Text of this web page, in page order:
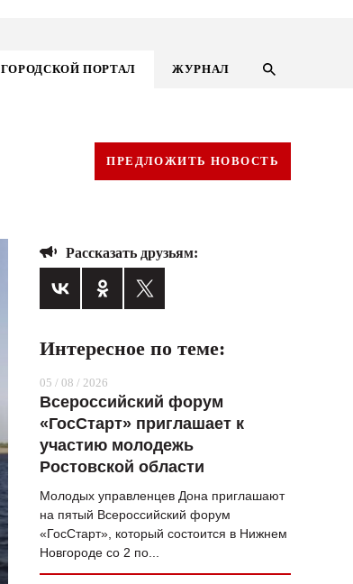
ГОРОДСКОЙ ПОРТАЛ ЖУРНАЛ
ГОРОДСКОЙ ПОРТАЛ
ВОПРОС НЕДЕЛИ
ТАМ И ТУТ
СТИЛЬ ЖИЗНИ
ПРЕДЛОЖИТЬ НОВОСТЬ
Рассказать друзьям:
Интересное по теме:
05 / 08 / 2026
Всероссийский форум
«ГосСтарт» приглашает к
участию молодежь
Ростовской области
Молодых управленцев Дона приглашают
на пятый Всероссийский форум
«ГосСтарт», который состоится в Нижнем
Новгороде со 2 по...